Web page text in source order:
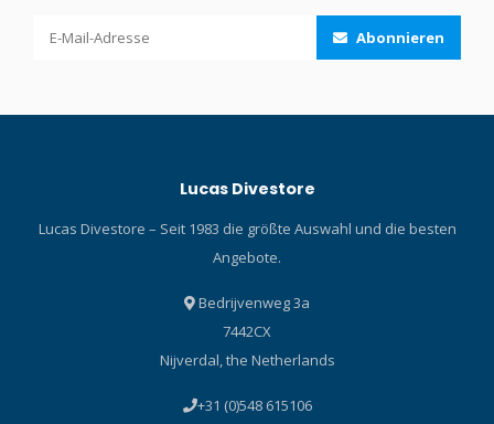
Abonnieren
Lucas Divestore
Lucas Divestore – Seit 1983 die größte Auswahl und die besten
Angebote.
Bedrijvenweg 3a
7442CX
Nijverdal, the Netherlands
+31 (0)548 615106